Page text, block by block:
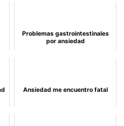
Problemas gastrointestinales
por ansiedad
Ansiedad me encuentro fatal